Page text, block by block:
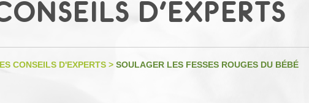
D'EXPERTS
CONSEILS D'EXPERTS> SOULAGER LES FESSES ROUGES DU BÉBÉ